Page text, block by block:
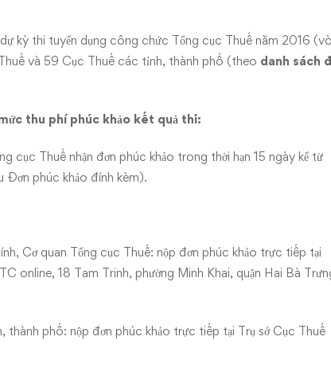
kỳ thi tuyển dụng công chức Tổng cục Thuế năm 2016
và 59 Cục Thuế các tỉnh, thành phố (theo danh sách
thu phí phúc khảo kết quả thi:
cục Thuế nhận đơn phúc khảo trong thời hạn 15 ngày kể từ
phúc khảo đính kèm).
Cơ quan Tổng cục Thuế: nộp đơn phúc khảo trực tiếp tại
online, 18 Tam Trinh, phường Minh Khai, quận Hai Bà
phố: nộp đơn phúc khảo trực tiếp tại Trụ sở Cục Thuế